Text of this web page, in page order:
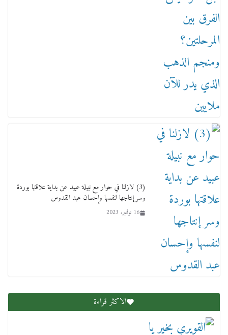
(3) لازلنا في حوار مع نبيلة عبيد عن بداية علاقتها بوردة
وسر إنتاجها لنفسها وإحسان عبد القدوس
16 نوفمبر، 2023
الاكثر قراءة